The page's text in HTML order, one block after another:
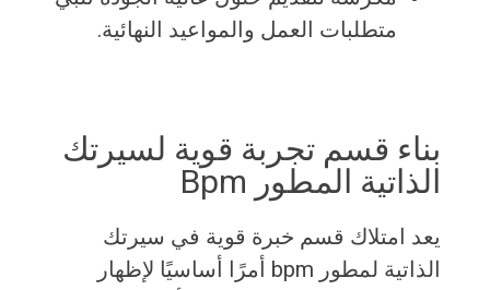
متطلبات العمل والمواعيد النهائية.
بناء قسم تجربة قوية لسيرتك
الذاتية المطور Bpm
يعد امتلاك قسم خبرة قوية في سيرتك
الذاتية لمطور bpm أمرًا أساسيًا لإظهار